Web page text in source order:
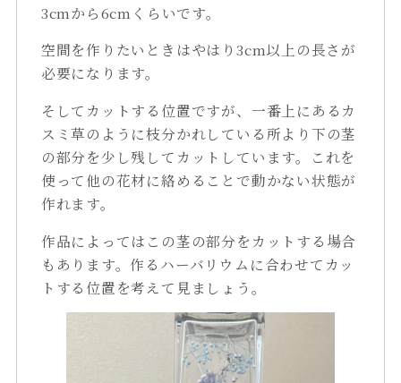
3cmから6cmくらいです。
空間を作りたいときはやはり3cm以上の長さが
必要になります。
そしてカットする位置ですが、一番上にあるカ
スミ草のように枝分かれしている所より下の茎
の部分を少し残してカットしています。これを
使って他の花材に絡めることで動かない状態が
作れます。
作品によってはこの茎の部分をカットする場合
もあります。作るハーバリウムに合わせてカッ
トする位置を考えて見ましょう。